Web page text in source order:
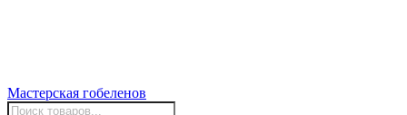
Мастерская гобеленов
Поиск